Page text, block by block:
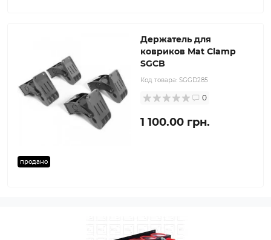
продано
Держатель для
ковриков Mat Clamp
SGCB
Код товара: SGGD285
0
1 100.00 грн.